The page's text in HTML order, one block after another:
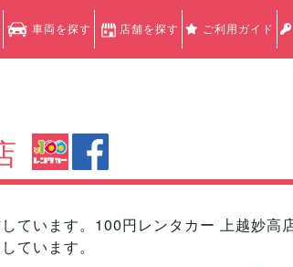
車両を探す 店舗を探す ご利用ガイド
ています。100円レンタカー 上越妙
ています。